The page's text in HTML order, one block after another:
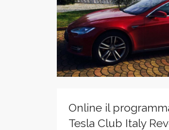
Online il
Tesla Club Italy